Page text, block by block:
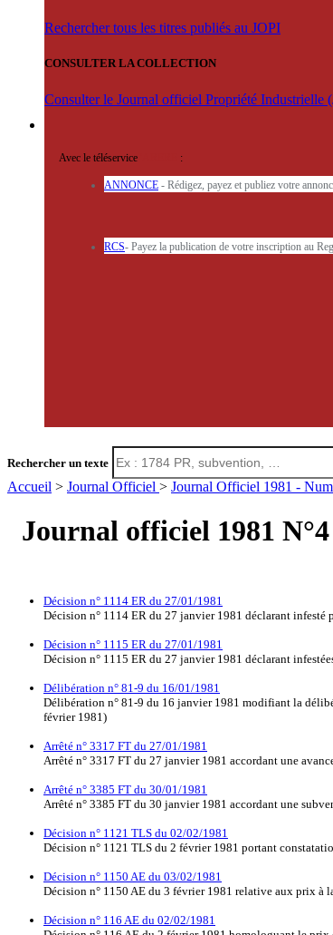
Rechercher tous les titres publiés au JOPI
CONSULTER LA COLLECTION
Consulter le Journal officiel Propriété Industrielle
Avec le téléservice :
ANNONCE - Rédigez, payez et publiez votre
RCS- Payez la publication de votre inscription au
Rechercher un texte
Accueil > Journal Officiel > Journal Officiel 1981 -
Journal officiel 1981
Décision n° 1114 ER du 27/01/1981
Décision n° 1114 ER du 27 janvier 1981 déclarant
Décision n° 1115 ER du 27/01/1981
Décision n° 1115 ER du 27 janvier 1981 déclarant
Délibération n° 81-9 du 16/01/1981
Délibération n° 81-9 du 16 janvier 1981 modifiant la
février 1981)
Arrêté n° 3317 FT du 27/01/1981
Arrêté n° 3317 FT du 27 janvier 1981 accordant une
Arrêté n° 3385 FT du 30/01/1981
Arrêté n° 3385 FT du 30 janvier 1981 accordant une
Décision n° 1121 TLS du 02/02/1981
Décision n° 1121 TLS du 2 février 1981 portant
Décision n° 1150 AE du 03/02/1981
Décision n° 1150 AE du 3 février 1981 relative aux prix à
Décision n° 116 AE du 02/02/1981